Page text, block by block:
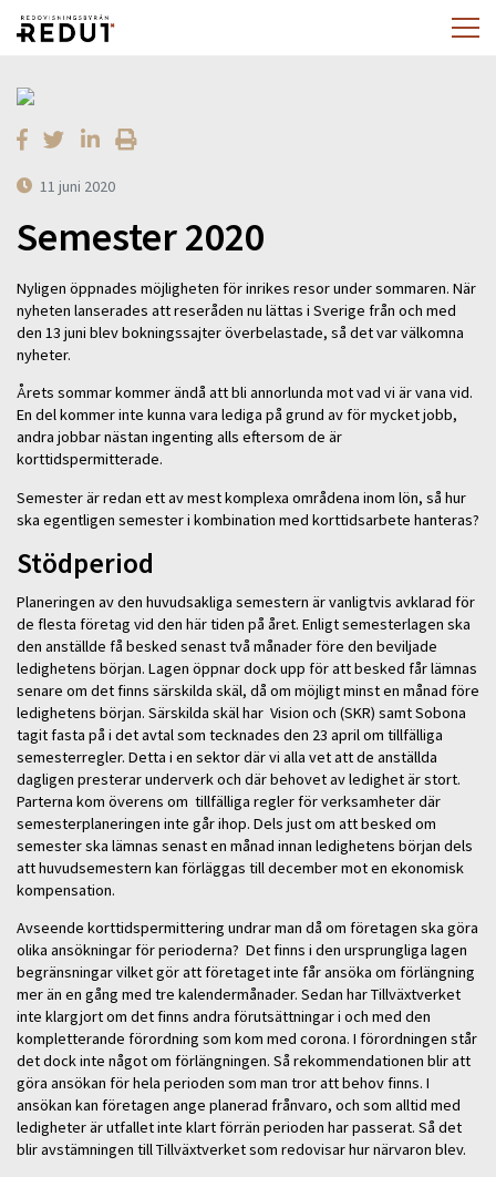
11 juni 2020
Semester 2020
Nyligen öppnades möjligheten för inrikes resor under sommaren. När
nyheten lanserades att reseråden nu lättas i Sverige från och med
den 13 juni blev bokningssajter överbelastade, så det var välkomna
nyheter.
Årets sommar kommer ändå att bli annorlunda mot vad vi är vana vid.
En del kommer inte kunna vara lediga på grund av för mycket jobb,
andra jobbar nästan ingenting alls eftersom de är
korttidspermitterade.
Semester är redan ett av mest komplexa områdena inom lön, så hur
ska egentligen semester i kombination med korttidsarbete hanteras?
Stödperiod
Planeringen av den huvudsakliga semestern är vanligtvis avklarad för
de flesta företag vid den här tiden på året. Enligt semesterlagen ska
den anställde få besked senast två månader före den beviljade
ledighetens början. Lagen öppnar dock upp för att besked får lämnas
senare om det finns särskilda skäl, då om möjligt minst en månad före
ledighetens början. Särskilda skäl har Vision och (SKR) samt Sobona
tagit fasta på i det avtal som tecknades den 23 april om tillfälliga
semesterregler. Detta i en sektor där vi alla vet att de anställda
dagligen presterar underverk och där behovet av ledighet är stort.
Parterna kom överens om tillfälliga regler för verksamheter där
semesterplaneringen inte går ihop. Dels just om att besked om
semester ska lämnas senast en månad innan ledighetens början dels
att huvudsemestern kan förläggas till december mot en ekonomisk
kompensation.
Avseende korttidspermittering undrar man då om företagen ska göra
olika ansökningar för perioderna? Det finns i den ursprungliga lagen
begränsningar vilket gör att företaget inte får ansöka om förlängning
mer än en gång med tre kalendermånader. Sedan har Tillväxtverket
inte klargjort om det finns andra förutsättningar i och med den
kompletterande förordning som kom med corona. I förordningen står
det dock inte något om förlängningen. Så rekommendationen blir att
göra ansökan för hela perioden som man tror att behov finns. I
ansökan kan företagen ange planerad frånvaro, och som alltid med
ledigheter är utfallet inte klart förrän perioden har passerat. Så det
blir avstämningen till Tillväxtverket som redovisar hur närvaron blev.